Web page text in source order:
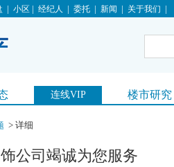
| 小区 | 经纪人 | 委托 | 新闻 | 关于我们 |
连线VIP 楼市研究
> 详细
公司竭诚为您服务